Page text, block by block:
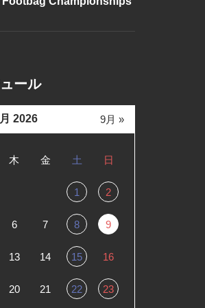
ール
2026
木 金 土 日
1 2
6 7 8 9
13 14 15 16
20 21 22 23
9月 »